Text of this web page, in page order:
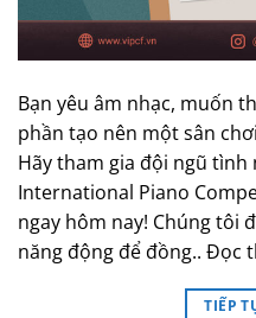
Bạn yêu âm nhạc, muốn
phần tạo nên một sân
Hãy tham gia đội ngũ tình
International Piano
ngay hôm nay! Chúng tôi
năng động để đồng.. Đọc
TIẾP